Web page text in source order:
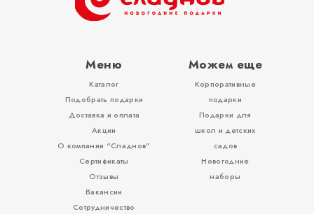
Меню
Каталог
Подобрать подарки
Доставка и оплата
Акции
О компании “Сладнов”
Сертификаты
Отзывы
Вакансии
Сотрудничество
Можем еще
Корпоративные
подарки
Подарки для
школ и детских
садов
Новогодние
наборы